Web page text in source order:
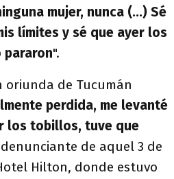
mujer, nunca (...) Sé
límites y sé que ayer los
pararon".
oriunda de Tucumán
perdida, me levanté
los tobillos, tuve que
de aquel 3 de
Hilton, donde estuvo